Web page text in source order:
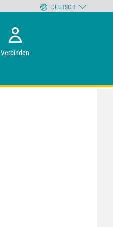
Verbinden
DEUTSCH